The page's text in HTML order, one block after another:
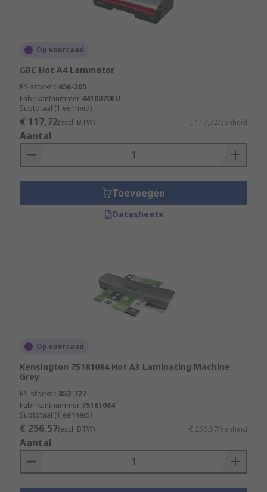
Op voorraad
GBC Hot A4 Laminator
RS-stocknr. 656-205
Fabrikantnummer 4410070EU
Subtotaal (1 eenheid)
€ 117,72(excl. BTW) € 117,72/eenheid
Aantal
Toevoegen
Datasheets
Op voorraad
Kensington 75181084 Hot A3 Laminating Machine
Grey
RS-stocknr. 853-727
Fabrikantnummer 75181084
Subtotaal (1 eenheid)
€ 256,57(excl. BTW) € 256,57/eenheid
Aantal